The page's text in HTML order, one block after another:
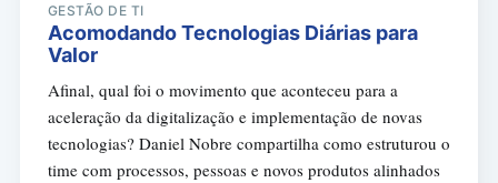
GESTÃO DE TI
Acomodando Tecnologias Diárias para
Valor
Afinal, qual foi o movimento que aconteceu para a
aceleração da digitalização e implementação de novas
tecnologias? Daniel Nobre compartilha como estruturou o
time com processos, pessoas e novos produtos alinhados